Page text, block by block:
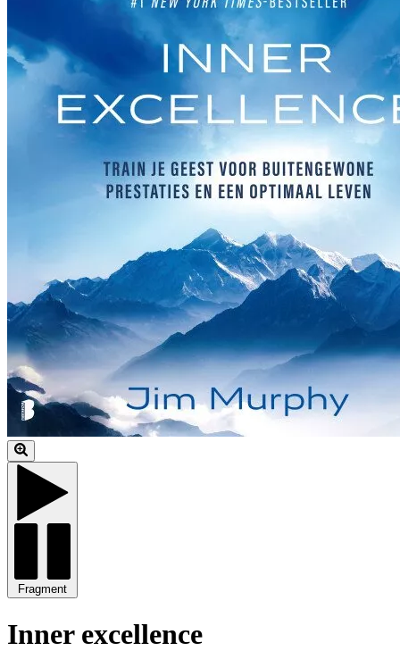
Fragment
Inner excellence